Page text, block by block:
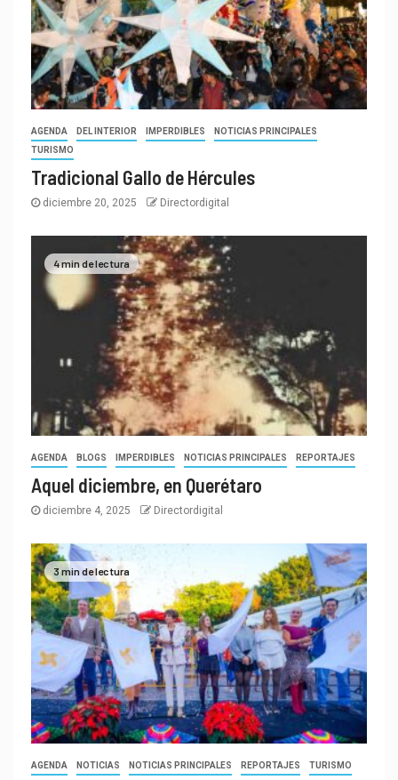
AGENDA DEL INTERIOR IMPERDIBLES
NOTICIAS PRINCIPALES
TURISMO
Tradicional Gallo de Hércules
diciembre 20, 2025 Directordigital
4 min de lectura
AGENDA BLOGS IMPERDIBLES NOTICIAS PRINCIPALES REPORTAJES
Aquel diciembre, en Querétaro
diciembre 4, 2025 Directordigital
3 min de lectura
AGENDA NOTICIAS NOTICIAS PRINCIPALES REPORTAJES TURISMO